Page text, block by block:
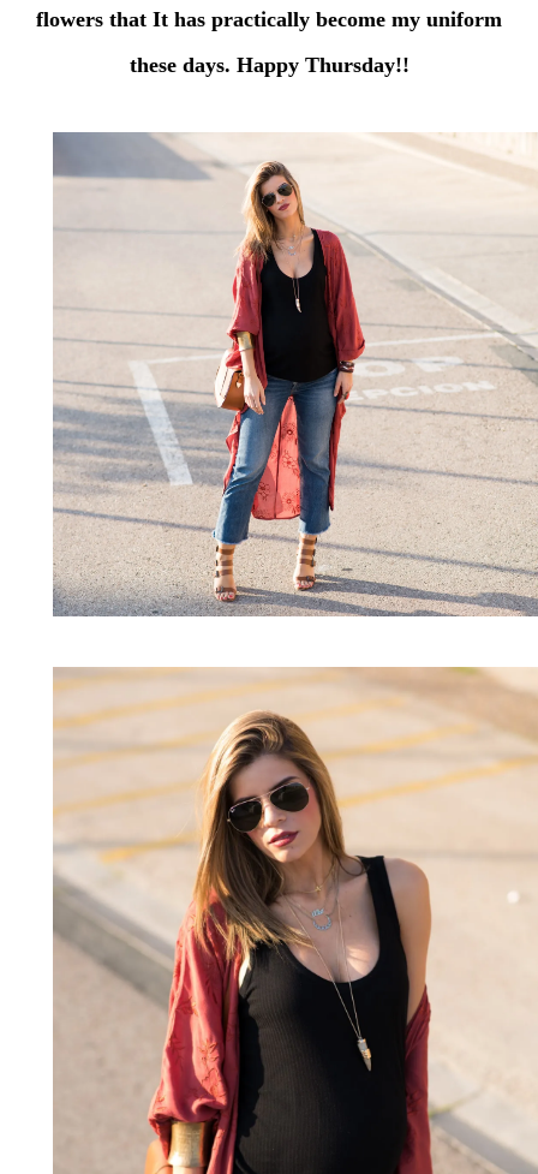
flowers that It has practically become my uniform
these days. Happy Thursday!!